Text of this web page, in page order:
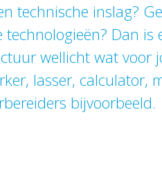
technische inslag?
technologieën? Dan is
wellicht wat voor
lasser, calculator,
bijvoorbeeld.